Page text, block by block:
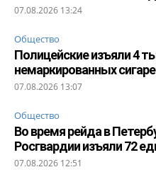
07.08.2026 13:24
Общество
Полицейские изъяли 4
немаркированных
07.08.2026 13:07
Общество
Во время рейда в
Росгвардии изъяли 72
07.08.2026 12:51